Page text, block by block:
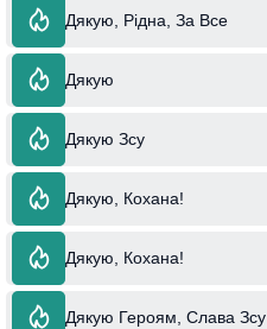
Дякую, Рідна, За Все
Дякую
Дякую Зсу
Дякую, Кохана!
Дякую, Кохана!
Дякую Героям, Слава Зсу